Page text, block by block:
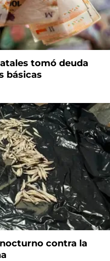
tomó deuda
básicas
contra la